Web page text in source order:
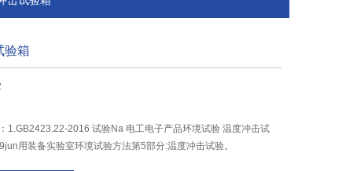
验箱
1.GB2423.22-2016 试验Na 电工电子产品环境试验 温度冲击试
用装备实验室环境试验方法第5部分:温度冲击试验。